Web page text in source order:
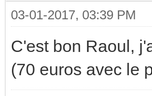
03-01-2017, 03:39 PM
C'est bon Raoul,
(70 euros avec le